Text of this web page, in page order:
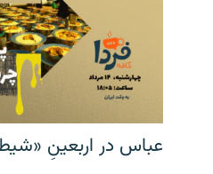
عباس در اربعینِ